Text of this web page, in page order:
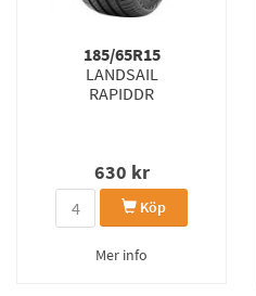
185/65R15
LANDSAIL
RAPIDDR
630 kr
Köp
Mer info